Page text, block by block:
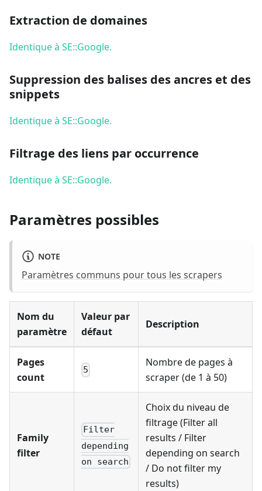
Extraction de domaines
Identique à SE::Google.
Suppression des balises des ancres et des
snippets
Identique à SE::Google.
Filtrage des liens par occurrence
Identique à SE::Google.
Paramètres possibles
NOTE
Paramètres communs pour tous les scrapers
Nom du
paramètre
Valeur par
défaut
Description
Pages
count
5
Nombre de pages à
scraper (de 1 à 50)
Family
filter
Filter
depending
on search
Choix du niveau de
filtrage (Filter all
results / Filter
depending on search
/ Do not filter my
results)